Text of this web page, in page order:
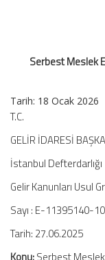
Serbest Meslek
Tarih: 18 Ocak 2026
T.C.
GELİR İDARESİ
İstanbul Defterdarlığı
Gelir Kanunları Usul
Sayı : E-11395140-
Tarih: 27.06.2025